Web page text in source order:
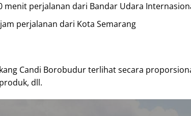
menit perjalanan dari Bandar Udara
perjalanan dari Kota Semarang
Candi Borobudur terlihat secara
dll.